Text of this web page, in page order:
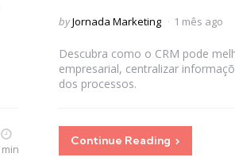
Posted
byJornada Marketing 1 mês ago
Descubra como o CRM pode
empresarial, centralizar
dos processos.
Continue Reading